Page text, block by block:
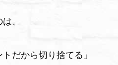
、
だから切り捨てる」